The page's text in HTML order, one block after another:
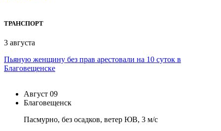
ТРАНСПОРТ
3 августа
Пьяную женщину без прав арестовали на 10 суток в
Благовещенске
Август 09
Благовещенск
Пасмурно, без осадков, ветер ЮВ, 3 м/с